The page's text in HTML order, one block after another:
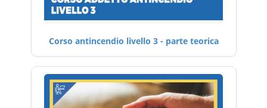
Corso antincendio livello 3 - parte teorica